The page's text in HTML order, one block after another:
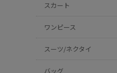
スカート
ワンピース
スーツ/ネクタイ
バッグ